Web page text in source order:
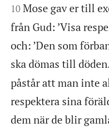
10 Mose gav er till
från Gud: ’Visa
och: ’Den som
ska dömas till
påstår att man inte
respektera sina
dem när de blir